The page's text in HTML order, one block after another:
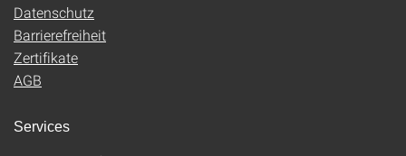
Datenschutz
Barrierefreiheit
Zertifikate
AGB
Services